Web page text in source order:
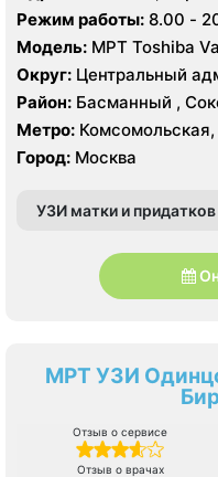
1
Режим работы: 8.00 -
Модель: МРТ Toshiba
AQUILION RXL 16
Округ: Центральный
Район: Басманный ,
Метро:
Город: Москва
УЗИ матки и придатков
МРТ УЗИ
Отзыв о сервисе
Отзыв о врачах